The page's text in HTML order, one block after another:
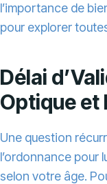
l’importance de
pour explorer
Délai
Optique et
Une question
l’ordonnance pour
selon votre âge.